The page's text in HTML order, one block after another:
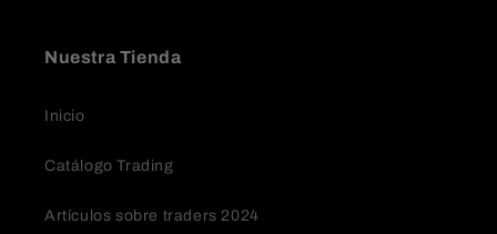
Nuestra Tienda
Inicio
Catálogo Trading
Artículos sobre traders 2024